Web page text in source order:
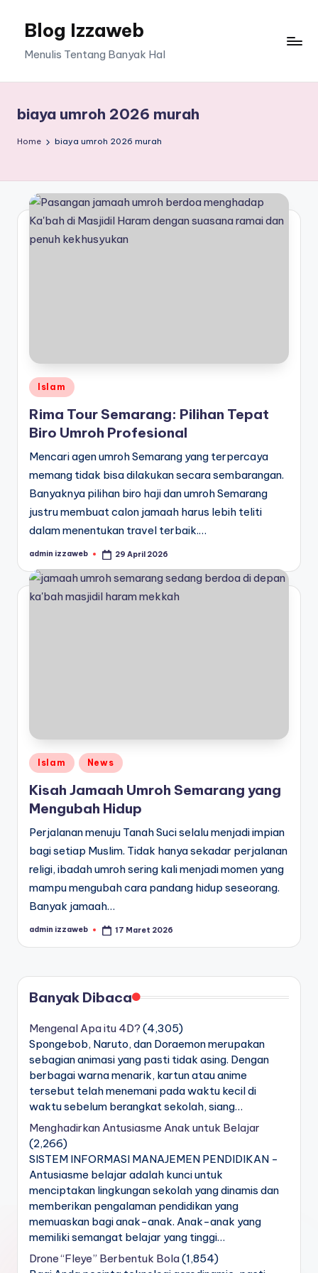
Blog Izzaweb
Menulis Tentang Banyak Hal
biaya umroh 2026 murah
Home biaya umroh 2026 murah
Posted
in
Islam
Rima Tour Semarang: Pilihan Tepat
Biro Umroh Profesional
Mencari agen umroh Semarang yang terpercaya
memang tidak bisa dilakukan secara sembarangan.
Banyaknya pilihan biro haji dan umroh Semarang
justru membuat calon jamaah harus lebih teliti
dalam menentukan travel terbaik.…
Posted
admin izzaweb 29 April 2026
Posted
Islam News
Kisah Jamaah Umroh Semarang yang
Mengubah Hidup
Perjalanan menuju Tanah Suci selalu menjadi impian
bagi setiap Muslim. Tidak hanya sekadar perjalanan
religi, ibadah umroh sering kali menjadi momen yang
mampu mengubah cara pandang hidup seseorang.
Banyak jamaah…
Posted
admin izzaweb 17 Maret 2026
Banyak Dibaca
Mengenal Apa itu 4D? (4,305)
Spongebob, Naruto, dan Doraemon merupakan
sebagian animasi yang pasti tidak asing. Dengan
berbagai warna menarik, kartun atau anime
tersebut telah menemani pada waktu kecil di
waktu sebelum berangkat sekolah, siang…
Menghadirkan Antusiasme Anak untuk Belajar
(2,266)
SISTEM INFORMASI MANAJEMEN PENDIDIKAN -
Antusiasme belajar adalah kunci untuk
menciptakan lingkungan sekolah yang dinamis dan
memberikan pengalaman pendidikan yang
memuaskan bagi anak-anak. Anak-anak yang
memiliki semangat belajar yang tinggi…
Drone “Fleye” Berbentuk Bola(1,854)